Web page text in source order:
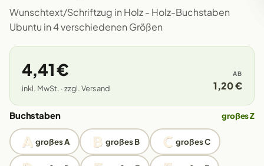
Wunschtext/Schriftzug in Holz - Holz-Buchstaben
Ubuntu in 4 verschiedenen Größen
4,41 €
inkl. MwSt. · zzgl. Versand
AB
1,20 €
Buchstaben großes Z
großes A großes B großes C